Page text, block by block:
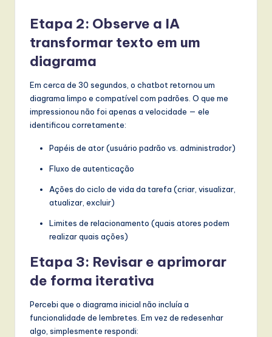
Etapa 2: Observe a IA
transformar texto em um
diagrama
Em cerca de 30 segundos, o chatbot retornou um
diagrama limpo e compatível com padrões. O que me
impressionou não foi apenas a velocidade — ele
identificou corretamente:
Papéis de ator (usuário padrão vs. administrador)
Fluxo de autenticação
Ações do ciclo de vida da tarefa (criar, visualizar,
atualizar, excluir)
Limites de relacionamento (quais atores podem
realizar quais ações)
Etapa 3: Revisar e aprimorar
de forma iterativa
Percebi que o diagrama inicial não incluía a
funcionalidade de lembretes. Em vez de redesenhar
algo, simplesmente respondi: